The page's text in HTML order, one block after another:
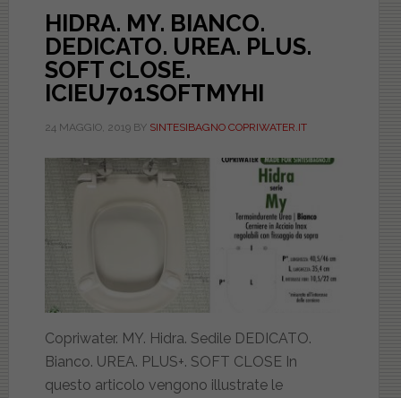
HIDRA. MY. BIANCO.
DEDICATO. UREA. PLUS.
SOFT CLOSE.
ICIEU701SOFTMYHI
24 MAGGIO, 2019BY SINTESIBAGNO COPRIWATER.IT
Copriwater. MY. Hidra. Sedile DEDICATO.
Bianco. UREA. PLUS+. SOFT CLOSE In
questo articolo vengono illustrate le